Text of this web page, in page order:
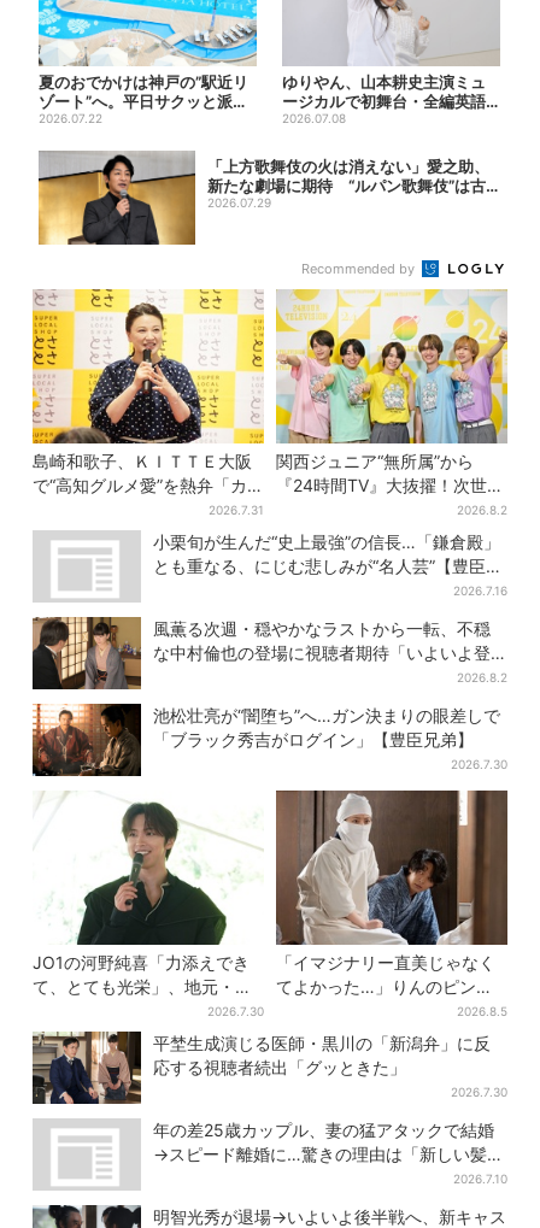
夏のおでかけは神戸の”駅近リ
ゾート”へ。平日サクッと派
も、休日ガッツリ派も！タイ...
2026.07.22
ゆりやん、山本耕史主演ミュ
ージカルで初舞台・全編英語
「“残った人”になりたい」
2026.07.08
「上方歌舞伎の火は消えない」愛之助、
新たな劇場に期待 “ルパン歌舞伎”は古
典への...
2026.07.29
Recommended by
島崎和歌子、ＫＩＴＴＥ大阪
で“高知グルメ愛”を熱弁「カ
ツオは塩派」「ちくキュウが
おつまみ」
2026.7.31
関西ジュニア“無所属”から
『24時間TV』大抜擢！次世代
スターと期待「まさか僕
が…」
2026.8.2
小栗旬が生んだ“史上最強”の信長…「鎌倉殿」
とも重なる、にじむ悲しみが“名人芸”【豊臣兄
2026.7.16
風薫る次週・穏やかなラストから一転、不穏
な中村倫也の登場に視聴者期待「いよいよ登
2026.8.2
池松壮亮が“闇堕ち”へ…ガン決まりの眼差しで
「ブラック秀吉がログイン」【豊臣兄弟】
2026.7.30
JO1の河野純喜「力添えでき
て、とても光栄」、地元・奈
良へ凱旋！学生時代の思い出
エピソードも
2026.7.30
「イマジナリー直美じゃなく
てよかった…」りんのピンチ
に駆けつける直美、ベストな
タイミングに視聴者歓喜
2026.8.5
平埜生成演じる医師・黒川の「新潟弁」に反
応する視聴者続出「グッときた」
2026.7.30
年の差25歳カップル、妻の猛アタックで結婚
→スピード離婚に…驚きの理由は「新しい髪
2026.7.10
明智光秀が退場→いよいよ後半戦へ、新キャス